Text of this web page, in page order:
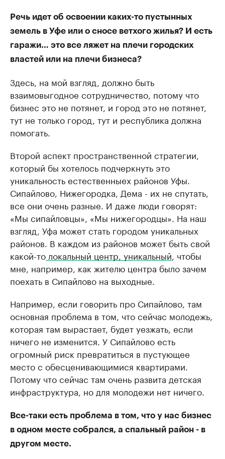
Речь идет об освоении каких-то пустынных
земель в Уфе или о сносе ветхого жилья? И есть
гаражи… это все ляжет на плечи городских
властей или на плечи бизнеса?
Здесь, на мой взгляд, должно быть
взаимовыгодное сотрудничество, потому что
бизнес это не потянет, и город это не потянет,
тут не только город, тут и республика должна
помогать.
Второй аспект пространственной стратегии,
который бы хотелось подчеркнуть это
уникальность естественныех районов Уфы.
Сипайлово, Нижегородка, Дема - их не спутать,
все они очень разные. И даже люди говорят:
«Мы сипайловцы», «Мы нижегородцы». На наш
взгляд, Уфа может стать городом уникальных
районов. В каждом из районов может быть свой
какой-то локальный центр, уникальный, чтобы
мне, например, как жителю центра было зачем
поехать в Сипайлово на выходные.
Например, если говорить про Сипайлово, там
основная проблема в том, что сейчас молодежь,
которая там вырастает, будет уезжать, если
ничего не изменится. У Сипайлово есть
огромный риск превратиться в пустующее
место с обесценивающимися квартирами.
Потому что сейчас там очень развита детская
инфраструктура, но для молодежи нет ничего.
Все-таки есть проблема в том, что у нас бизнес
в одном месте собрался, а спальный район - в
другом месте.